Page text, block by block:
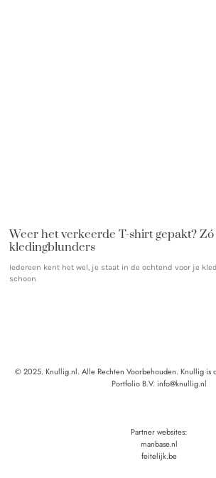
Weer het verkeerde T-shirt gepakt?
kledingblunders
Iedereen kent het wel, je staat in de ochtend voor je
schoon
© 2025. Knullig.nl. Alle Rechten Voorbehouden. Knullig is
Portfolio B.V. info@knullig.nl
Partner websites:
manbase.nl
feitelijk.be